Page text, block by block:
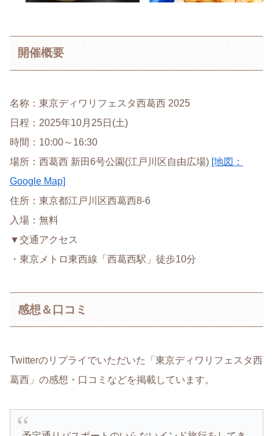
開催概要
名称：東京ディワリフェスタ西葛西 2025
日程：2025年10月25日(土)
時間：10:00～16:30
場所：西葛西 新田6号公園(江戸川区自由広場) [地図：
Google Map]
住所：東京都江戸川区西葛西8-6
入場：無料
▼交通アクセス
・東京メトロ東西線「西葛西駅」徒歩10分
感想＆口コミ
Twitterのリプライでいただいた「東京ディワリフェスタ西
葛西」の感想・口コミなどを掲載しています。